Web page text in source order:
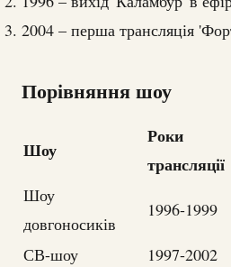
2004 – перша трансляція
Порівняння шоу
Шоу
Роки
трансляції
Шоу
довгоносиків
1996-1999
СВ-шоу
1997-2002